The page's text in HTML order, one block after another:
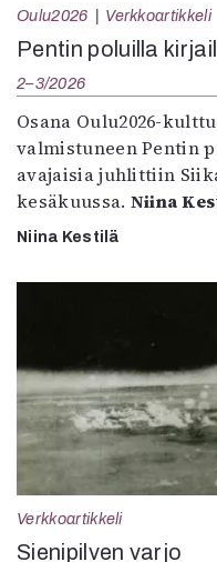
Oulu2026 Verkkoartikkeli
Pentin poluilla
2–3/2026
Osana Oulu2026-
valmistuneen Pentin
avajaisia juhlittiin
kesäkuussa. Niina
Niina Kestilä
Verkkoartikkeli
Sienipilven varjo